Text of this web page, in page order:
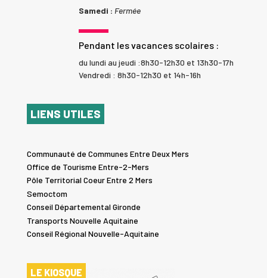
Samedi : Fermée
Pendant les vacances scolaires :
du lundi au jeudi :8h30-12h30 et 13h30-17h
Vendredi : 8h30-12h30 et 14h-16h
LIENS UTILES
Communauté de Communes Entre Deux Mers
Office de Tourisme Entre-2-Mers
Pôle Territorial Coeur Entre 2 Mers
Semoctom
Conseil Départemental Gironde
Transports Nouvelle Aquitaine
Conseil Régional Nouvelle-Aquitaine
LE KIOSQUE